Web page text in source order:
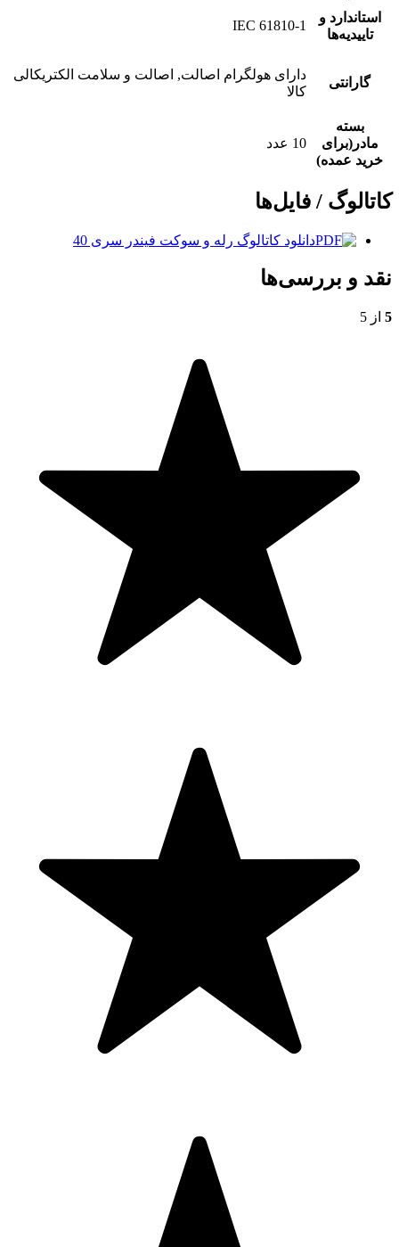
استاندارد و
تاییدیه‌ها
IEC 61810-1
گارانتی
دارای هولگرام اصالت, اصالت و سلامت الکتریکالی
کالا
بسته
مادر(برای
خرید عمده)
10 عدد
کاتالوگ / فایل‌ها
دانلود کاتالوگ رله و سوکت فیندر سری 40
نقد و بررسی‌ها
5 از 5